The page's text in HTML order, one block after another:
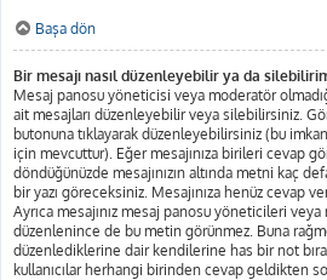
Başa dön
Bir mesajı nasıl düzenleyebilir ya da
Mesaj panosu yöneticisi veya moderatör
ait mesajları düzenleyebilir veya silebilirsiniz.
butonuna tıklayarak düzenleyebilirsiniz (bu
için mevcuttur). Eğer mesajınıza birileri cevap
döndüğünüzde mesajınızın altında metni kaç
bir yazı göreceksiniz. Mesajınıza henüz cevap
Ayrıca mesajınız mesaj panosu yöneticileri
düzenlenince de bu metin görünmez. Buna
düzenlediklerine dair kendilerine has bir not
kullanıcılar herhangi birinden cevap geldikten